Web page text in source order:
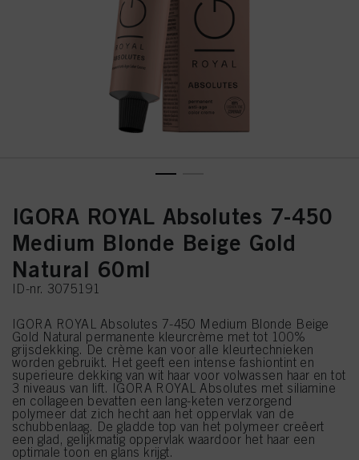
IGORA ROYAL Absolutes 7-450
Medium Blonde Beige Gold
Natural 60ml
ID-nr. 3075191
IGORA ROYAL Absolutes 7-450 Medium Blonde Beige
Gold Natural permanente kleurcrème met tot 100%
grijsdekking. De crème kan voor alle kleurtechnieken
worden gebruikt. Het geeft een intense fashiontint en
superieure dekking van wit haar voor volwassen haar en tot
3 niveaus van lift. IGORA ROYAL Absolutes met siliamine
en collageen bevatten een lang-keten verzorgend
polymeer dat zich hecht aan het oppervlak van de
schubbenlaag. De gladde top van het polymeer creëert
een glad, gelijkmatig oppervlak waardoor het haar een
optimale toon en glans krijgt.